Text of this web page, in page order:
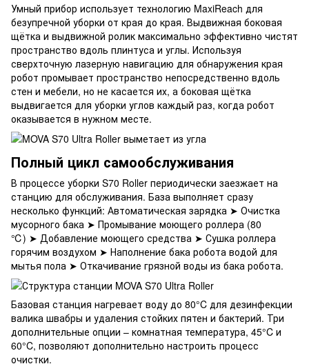
Умный прибор использует технологию MaxiReach для
безупречной уборки от края до края. Выдвижная боковая
щётка и выдвижной ролик максимально эффективно чистят
пространство вдоль плинтуса и углы. Используя
сверхточную лазерную навигацию для обнаружения края
робот промывает пространство непосредственно вдоль
стен и мебели, но не касается их, а боковая щётка
выдвигается для уборки углов каждый раз, когда робот
оказывается в нужном месте.
Полный цикл самообслуживания
В процессе уборки S70 Roller периодически заезжает на
станцию для обслуживания. База выполняет сразу
несколько функций: Автоматическая зарядка ➤ Очистка
мусорного бака ➤ Промывание моющего роллера (80
℃) ➤ Добавление моющего средства ➤ Сушка роллера
горячим воздухом ➤ Наполнение бака робота водой для
мытья пола ➤ Откачивание грязной воды из бака робота.
Базовая станция нагревает воду до 80°C для дезинфекции
валика швабры и удаления стойких пятен и бактерий. Три
дополнительные опции – комнатная температура, 45°C и
60°C, позволяют дополнительно настроить процесс
очистки.